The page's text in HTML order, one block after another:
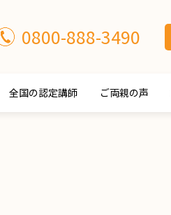
0800-888-3490
全国の認定講師 ご両親の声